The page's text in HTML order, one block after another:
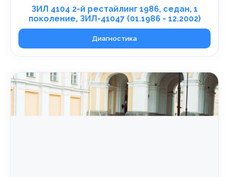
ЗИЛ 4104 2-й рестайлинг 1986, седан, 1
поколение, ЗИЛ-41047 (01.1986 - 12.2002)
Диагностика